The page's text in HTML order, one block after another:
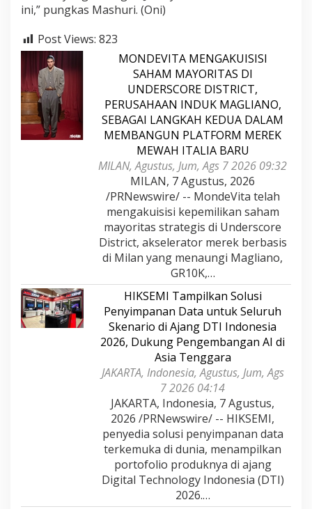
ini,” pungkas Mashuri. (Oni)
Post Views: 823
MONDEVITA MENGAKUISISI
SAHAM MAYORITAS DI
UNDERSCORE DISTRICT,
PERUSAHAAN INDUK MAGLIANO,
SEBAGAI LANGKAH KEDUA DALAM
MEMBANGUN PLATFORM MEREK
MEWAH ITALIA BARU
MILAN, Agustus, Jum, Ags 7 2026 09:32
MILAN, 7 Agustus, 2026
/PRNewswire/ -- MondeVita telah
mengakuisisi kepemilikan saham
mayoritas strategis di Underscore
District, akselerator merek berbasis
di Milan yang menaungi Magliano,
GR10K,…
HIKSEMI Tampilkan Solusi
Penyimpanan Data untuk Seluruh
Skenario di Ajang DTI Indonesia
2026, Dukung Pengembangan AI di
Asia Tenggara
JAKARTA, Indonesia, Agustus, Jum, Ags
7 2026 04:14
JAKARTA, Indonesia, 7 Agustus,
2026 /PRNewswire/ -- HIKSEMI,
penyedia solusi penyimpanan data
terkemuka di dunia, menampilkan
portofolio produknya di ajang
Digital Technology Indonesia (DTI)
2026.…